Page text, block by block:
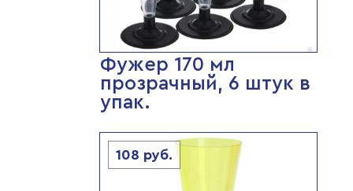
Фужер 170 мл
прозрачный, 6 штук в
упак.
108 руб.